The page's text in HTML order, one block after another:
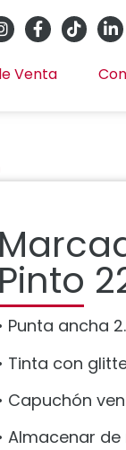
Venta
Pinto
Punta ancha
Tinta con
Capuchón
Almacenar